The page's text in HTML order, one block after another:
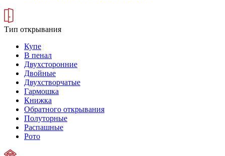
Тип открывания
Купе
В пенал
Двухсторонние
Двойные
Двухстворчатые
Гармошка
Книжка
Обратного открывания
Полуторные
Распашные
Рото